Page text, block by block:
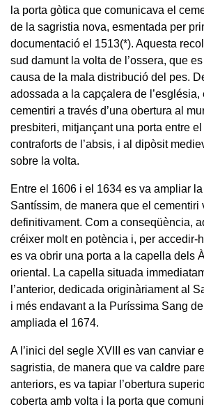
la porta gòtica que comunicava el
de la sagristia nova, esmentada per
documentació el 1513(*). Aquesta
sud damunt la volta de l’ossera, que
causa de la mala distribució del pes.
adossada a la capçalera de l’església,
cementiri a través d’una obertura al
presbiteri, mitjançant una porta entre
contraforts de l’absis, i al dipòsit
sobre la volta.
Entre el 1606 i el 1634 es va ampliar
Santíssim, de manera que el cementiri
definitivament. Com a conseqüència,
créixer molt en potència i, per accedir-
es va obrir una porta a la capella dels
oriental. La capella situada
l’anterior, dedicada originàriament al
i més endavant a la Puríssima Sang
ampliada el 1674.
A l’inici del segle XVIII es van canviar
sagristia, de manera que va caldre
anteriors, es va tapiar l’obertura
coberta amb volta i la porta que